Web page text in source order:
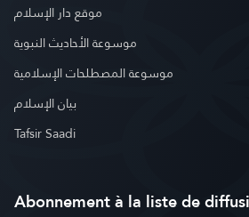
موقع دار الإسلام
موسوعة الأحاديث النبوية
موسوعة المصطلحات الإسلامية
بيان الإسلام
Tafsir Saadi
Abonnement à la liste de